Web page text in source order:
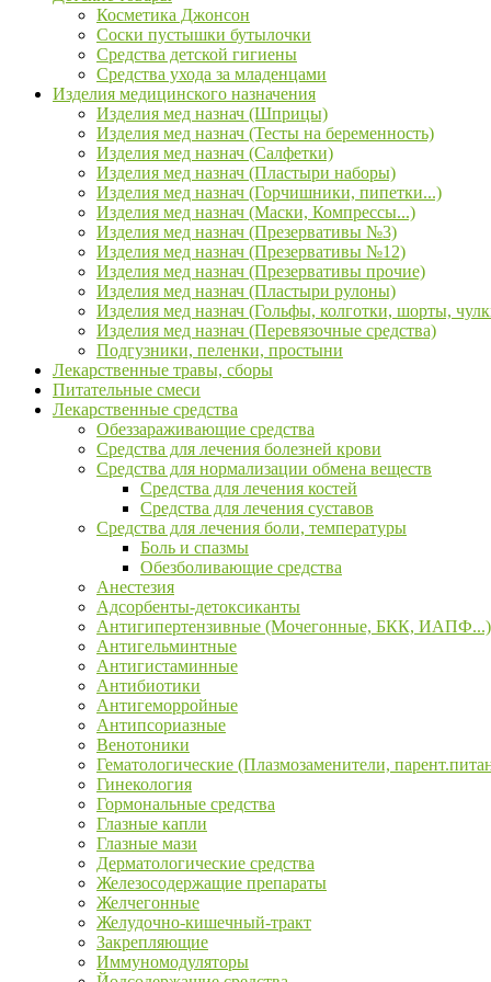
Косметика Джонсон
Соски пустышки бутылочки
Средства детской гигиены
Средства ухода за младенцами
Изделия медицинского назначения
Изделия мед назнач (Шприцы)
Изделия мед назнач (Тесты на беременность)
Изделия мед назнач (Салфетки)
Изделия мед назнач (Пластыри наборы)
Изделия мед назнач (Горчишники, пипетки...)
Изделия мед назнач (Маски, Компрессы...)
Изделия мед назнач (Презервативы №3)
Изделия мед назнач (Презервативы №12)
Изделия мед назнач (Презервативы прочие)
Изделия мед назнач (Пластыри рулоны)
Изделия мед назнач (Гольфы, колготки, шорты,
Изделия мед назнач (Перевязочные средства)
Подгузники, пеленки, простыни
Лекарственные травы, сборы
Питательные смеси
Лекарственные средства
Обеззараживающие средства
Средства для лечения болезней крови
Средства для нормализации обмена веществ
Средства для лечения костей
Средства для лечения суставов
Средства для лечения боли, температуры
Боль и спазмы
Обезболивающие средства
Анестезия
Адсорбенты-детоксиканты
Антигипертензивные (Мочегонные, БКК, ИАПФ...)
Антигельминтные
Антигистаминные
Антибиотики
Антигеморройные
Антипсориазные
Венотоники
Гематологические (Плазмозаменители,
Гинекология
Гормональные средства
Глазные капли
Глазные мази
Дерматологические средства
Железосодержащие препараты
Желчегонные
Желудочно-кишечный-тракт
Закрепляющие
Иммуномодуляторы